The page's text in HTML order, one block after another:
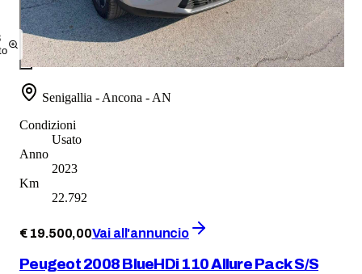
Senigallia - Ancona - AN
Condizioni
Usato
Anno
2023
Km
22.792
€ 19.500,00Vai all'annuncio
Peugeot 2008 BlueHDi 110 Allure Pack S/S